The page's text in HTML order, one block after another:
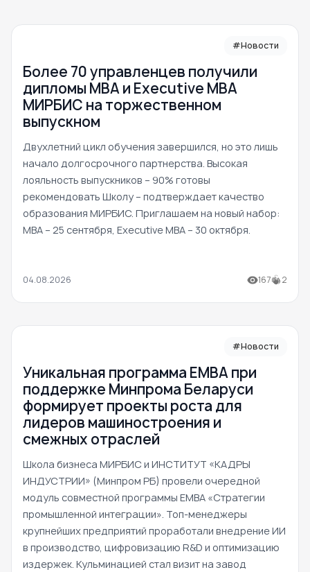
#Новости
Более 70 управленцев получили
дипломы MBA и Executive MBA
МИРБИС на торжественном
выпускном
Двухлетний цикл обучения завершился, но это лишь
начало долгосрочного партнерства. Высокая
лояльность выпускников – 90% готовы
рекомендовать Школу – подтверждает качество
образования МИРБИС. Приглашаем на новый набор:
MBA – 25 сентября, Executive MBA – 30 октября.
04.08.2026 167 2
#Новости
Уникальная программа ЕМВА при
поддержке Минпрома Беларуси
формирует проекты роста для
лидеров машиностроения и
смежных отраслей
Школа бизнеса МИРБИС и ИНСТИТУТ «КАДРЫ
ИНДУСТРИИ» (Минпром РБ) провели очередной
модуль совместной программы EMBA «Стратегии
промышленной интеграции». Топ-менеджеры
крупнейших предприятий проработали внедрение ИИ
в производство, цифровизацию R&D и оптимизацию
издержек. Кульминацией стал визит на завод